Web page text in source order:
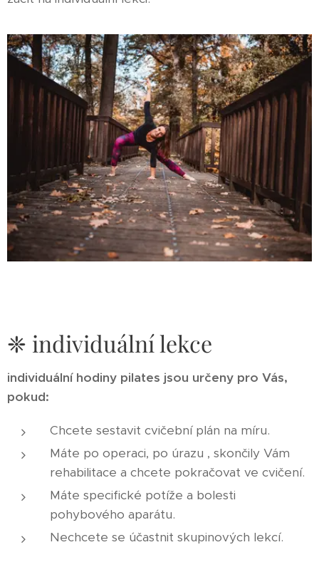
❈ individuální lekce
individuální hodiny pilates jsou určeny pro Vás,
pokud:
Chcete sestavit cvičební plán na míru.
Máte po operaci, po úrazu , skončily Vám
rehabilitace a chcete pokračovat ve cvičení.
Máte specifické potíže a bolesti
pohybového aparátu.
Nechcete se účastnit skupinových lekcí.